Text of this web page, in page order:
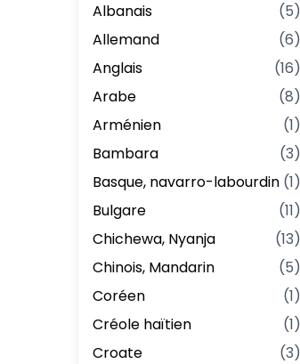
Albanais
(5)
Allemand
(6)
Anglais
(16)
Arabe
(8)
Arménien
(1)
Bambara
(3)
Basque, navarro-labourdin (1)
Bulgare
(11)
Chichewa, Nyanja
(13)
Chinois, Mandarin
(5)
Coréen
(1)
Créole haïtien
(1)
Croate
(3)